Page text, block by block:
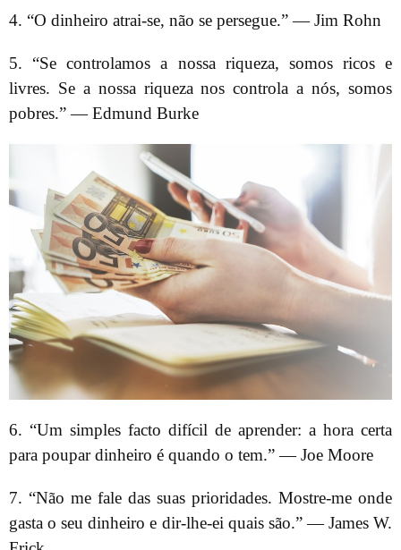
4. “O dinheiro atrai-se, não se persegue.” — Jim Rohn
5. “Se controlamos a nossa riqueza, somos ricos e
livres. Se a nossa riqueza nos controla a nós, somos
pobres.” — Edmund Burke
6. “Um simples facto difícil de aprender: a hora certa
para poupar dinheiro é quando o tem.” — Joe Moore
7. “Não me fale das suas prioridades. Mostre-me onde
gasta o seu dinheiro e dir-lhe-ei quais são.” — James W.